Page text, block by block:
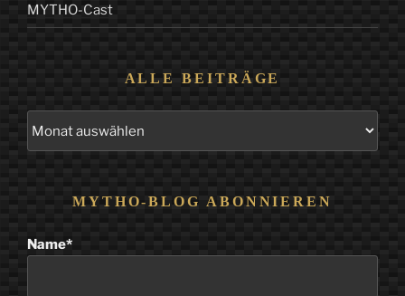
MYTHO-Cast
ALLE BEITRÄGE
MYTHO-BLOG ABONNIEREN
Name*